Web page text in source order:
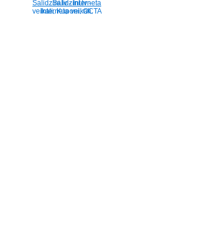
Salidzini.lv - Interneta
veikali, Kuponi, OCTA